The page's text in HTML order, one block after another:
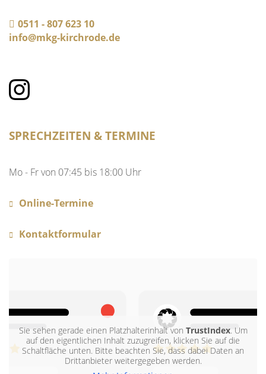
0511 - 807 623 10
info@mkg-kirchrode.de
SPRECHZEITEN & TERMINE
Mo - Fr von 07:45 bis 18:00 Uhr
Online-Termine
Kontaktformular
Sie sehen gerade einen Platzhalterinhalt von TrustIndex. Um
auf den eigentlichen Inhalt zuzugreifen, klicken Sie auf die
Schaltfläche unten. Bitte beachten Sie, dass dabei Daten an
Drittanbieter weitergegeben werden.